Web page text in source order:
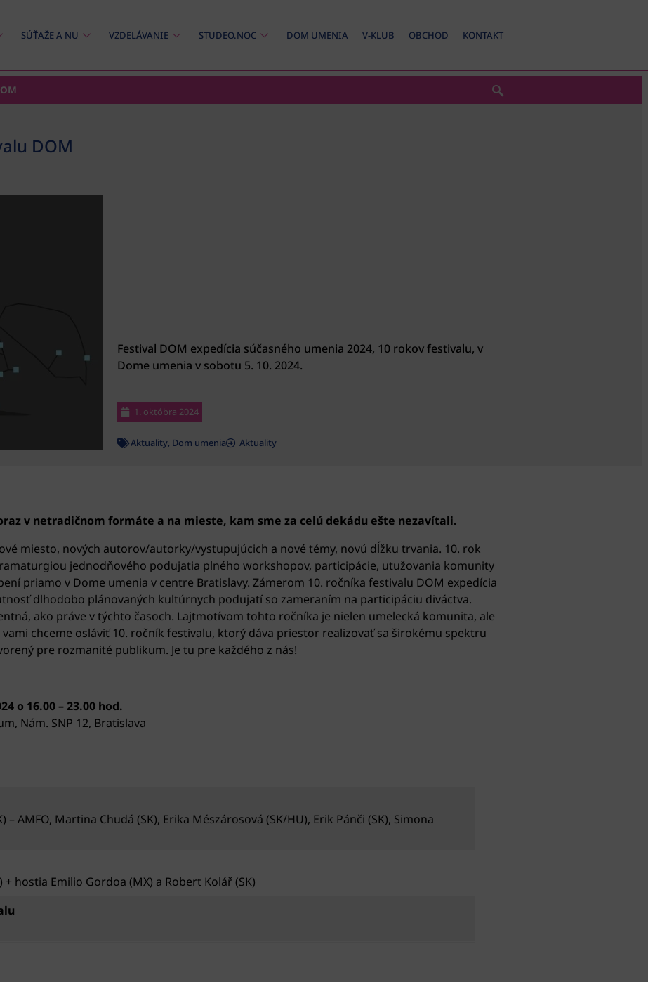
SÚŤAŽE A NU VZDELÁVANIE STUDEO.NOC DOM UMENIA V-KLUB OBCHOD KONTAKT
DOM
Festival DOM expedícia súčasného umenia 2024, 10 rokov festivalu, v
Dome umenia v sobotu 5. 10. 2024.
1. októbra 2024
Aktuality, Dom umenia Aktuality
v netradičnom formáte a na mieste, kam sme za celú dekádu ešte nezavítali.
miesto, nových autorov/autorky/vystupujúcich a nové témy, novú dĺžku trvania. 10. rok
jednodňového podujatia plného workshopov, participácie, utužovania komunity
priamo v Dome umenia v centre Bratislavy. Zámerom 10. ročníka festivalu DOM expedícia
dlhodobo plánovaných kultúrnych podujatí so zameraním na participáciu diváctva.
ako práve v týchto časoch. Lajtmotívom tohto ročníka je nielen umelecká komunita, ale
chceme osláviť 10. ročník festivalu, ktorý dáva priestor realizovať sa širokému spektru
pre rozmanité publikum. Je tu pre každého z nás!
o 16.00 – 23.00 hod.
Nám. SNP 12, Bratislava
– AMFO, Martina Chudá (SK), Erika Mészárosová (SK/HU), Erik Pánči (SK), Simona
+ hostia Emilio Gordoa (MX) a Robert Kolář (SK)